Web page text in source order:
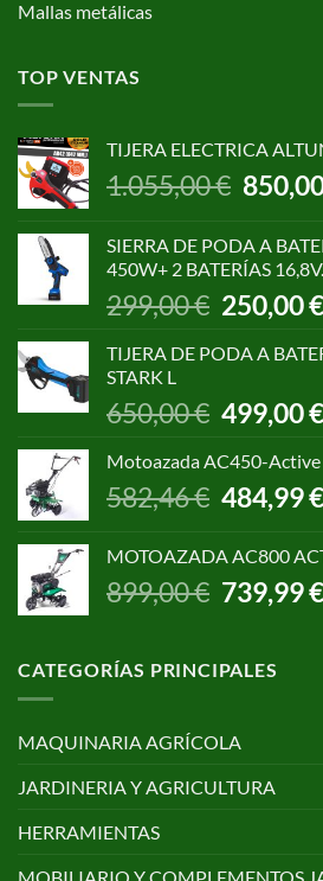
Mallas metálicas
TOP VENTAS
TIJERA ELECTRICA
1.055,00€ El
precio
era:
1.055,00 €.
SIERRA DE PODA A
450W+ 2 BATERÍAS 16,8V.
299,00€ El
precio
original
299,00 €.
250,00€
TIJERA DE PODA A
STARK L
650,00€
El
precio
original
650,00 €.
499,00€
Motoazada AC450-Active
582,46€
El
precio
era:
582,46 €.
484,99€
MOTOAZADA AC800
899,00€ El
precio
era:
739,99€
CATEGORÍAS PRINCIPALES
MAQUINARIA AGRÍCOLA
JARDINERIA Y AGRICULTURA
HERRAMIENTAS